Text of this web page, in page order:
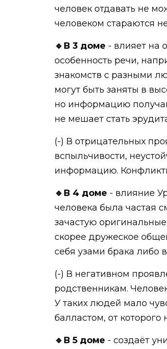
человек отдавать не
человеком стараются
🔹В 3 доме - влияет на
особенность речи,
знакомств с разными
могут быть заняты в
но информацию
не мешает стать
(-) В отрицательных
вспыльчивости,
информацию.
🔹В 4 доме - влияние
человека была частая
зачастую
скорее дружеское
себя узами брака либо
(-) В негативном
родственникам.
У таких людей мало
балластом, от которого
🔹В 5 доме - создаёт